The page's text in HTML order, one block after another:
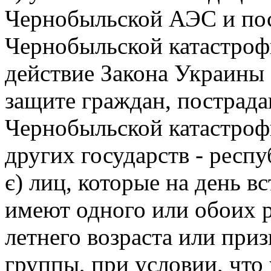
Чернобыльской АЭС и
Чернобыльской
действие Закона
защите граждан,
Чернобыльской
других государств -
є) лиц, которые на день
имеют одного или обоих
летнего возраста или
группы, при условии, что